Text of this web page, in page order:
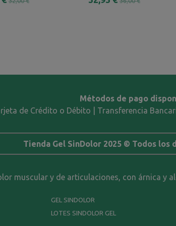
Métodos de pago
de Crédito o Débito | Transferencia
Tienda Gel SinDolor 2025 © Todos los
muscular y de articulaciones, con árnica y
GEL SINDOLOR
LOTES SINDOLOR GEL